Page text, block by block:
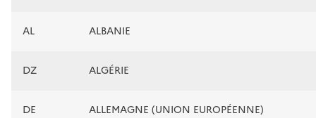
AL ALBANIE
DZ ALGÉRIE
DE ALLEMAGNE (UNION EUROPÉENNE)